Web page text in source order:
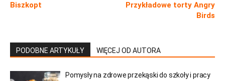
Biszkopt
Przykładowe torty Angry
Birds
PODOBNE ARTYKUŁY WIĘCEJ OD AUTORA
Pomysły na zdrowe przekąski do szkoły i pracy